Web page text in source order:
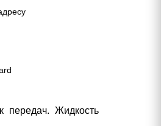
передач. Жидкость